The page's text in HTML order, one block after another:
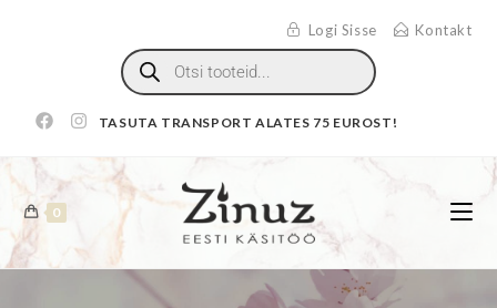
Logi Sisse Kontakt
TASUTA TRANSPORT ALATES 75 EUROST!
0